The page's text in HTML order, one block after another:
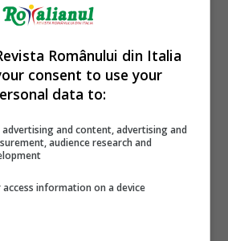
Românului din Italia
consent to use your
data to:
advertising and content, advertising and
audience research and
information on a device